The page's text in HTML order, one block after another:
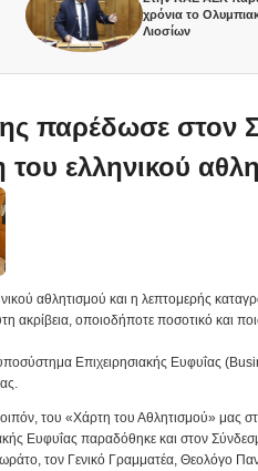
χρόνια το Ολυμπιακό
Λιοσίων
παρέδωσε στον
ελληνικού
αθλητισμού και η λεπτομερής
ακρίβεια, οποιοδήποτε ποσοτικό και
Επιχειρησιακής Ευφυΐας
του «Χάρτη του Αθλητισμού»
Ευφυΐας παραδόθηκε και στον
τον Γενικό Γραμματέα, Θεολόγο